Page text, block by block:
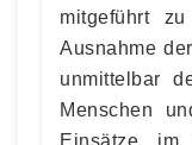
mitgeführt
Ausnahme
unmittelbar
Menschen
Einsätze im